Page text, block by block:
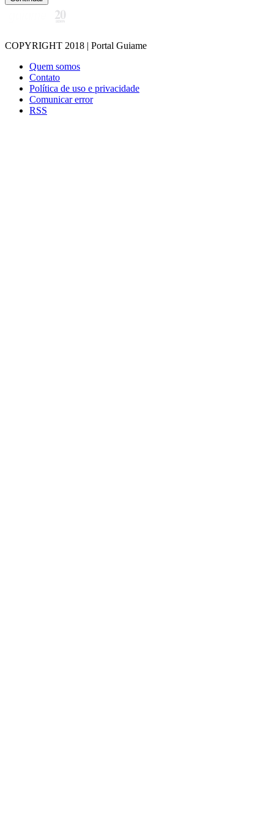
COPYRIGHT 2018 | Portal Guiame
Quem somos
Contato
Política de uso e privacidade
Comunicar error
RSS